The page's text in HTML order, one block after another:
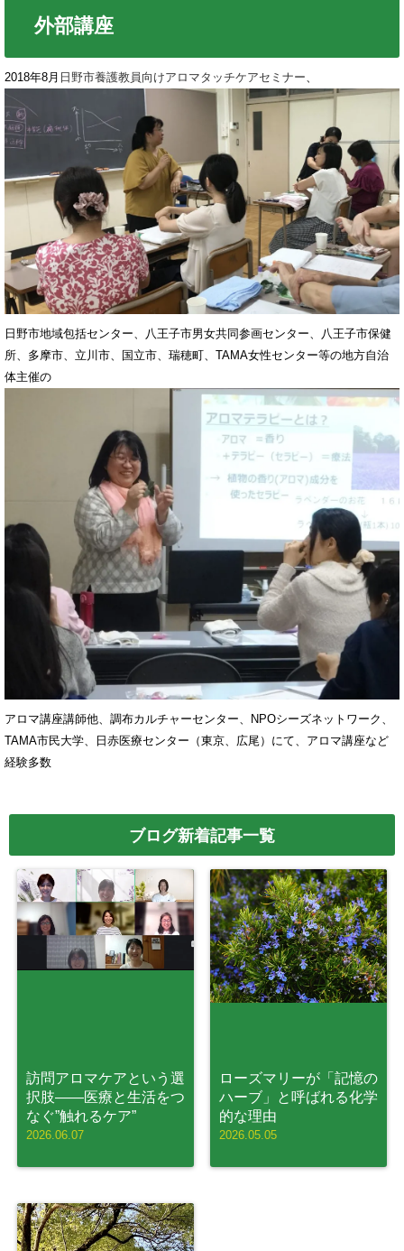
外部講座
2018年8月 日野市養護教員向けアロマタッチケアセミナー、
日野市地域包括センター、八王子市男女共同参画センター、八王子市保健
所、多摩市、立川市、国立市、瑞穂町、TAMA女性センター等の地方自治
体主催の
アロマ講座講師他、調布カルチャーセンター、NPOシーズネットワーク、
TAMA市民大学、日赤医療センター（東京、広尾）にて、アロマ講座など
経験多数
ブログ新着記事一覧
訪問アロマケアという選
択肢——医療と生活をつ
なぐ”触れるケア”
2026.06.07
ローズマリーが「記憶の
ハーブ」と呼ばれる化学
的な理由
2026.05.05